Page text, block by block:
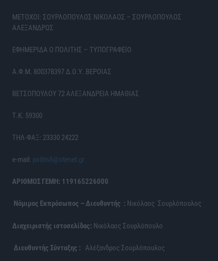
ΜΕΤΟΧΟΙ: ΣΟΥΡΛΟΠΟΥΛΟΣ ΝΙΚΟΛΑΟΣ – ΣΟΥΡΛΟΠΟΥΛΟΣ
ΑΛΕΞΑΝΔΡΟΣ
ΕΦΗΜΕΡΙΔΑ Ο ΠΟΛΙΤΗΣ – ΤΥΠΟΓΡΑΦΕΙΟ
Α.Φ.Μ. 800378397 Δ.Ο.Υ. ΒΕΡΟΙΑΣ
ΒΕΤΣΟΠΟΥΛΟΥ 72 ΑΛΕΞΑΝΔΡΕΙΑ ΗΜΑΘΙΑΣ
Τ.Κ. 59300
ΤΗΛ-ΦΑΞ: 23330 24222
e-mail: politis6@otenet.gr
ΑΡΙΘΜΟΣ ΓΕΜΗ: 119165226000
Νόμιμος Εκπρόσωπος – Διευθυντής : Νικόλαος Σουρλόπουλος
Διαχειριστής ιστοσελίδας: Νικόλαος Σουρλόπουλο
Διευθυντής Σύνταξης : Αλέξανδρος Σουρλόπουλος